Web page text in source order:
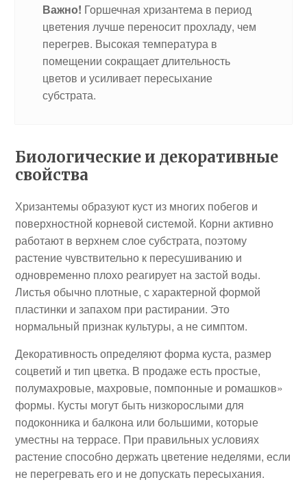
Важно! Горшечная хризантема в период
цветения лучше переносит прохладу, чем
перегрев. Высокая температура в
помещении сокращает длительность
цветов и усиливает пересыхание
субстрата.
Биологические и декоративные
свойства
Хризантемы образуют куст из многих побегов и
поверхностной корневой системой. Корни активно
работают в верхнем слое субстрата, поэтому
растение чувствительно к пересушиванию и
одновременно плохо реагирует на застой воды.
Листья обычно плотные, с характерной формой
пластинки и запахом при растирании. Это
нормальный признак культуры, а не симптом.
Декоративность определяют форма куста, размер
соцветий и тип цветка. В продаже есть простые,
полумахровые, махровые, помпонные и ромашков»
формы. Кусты могут быть низкорослыми для
подоконника и балкона или большими, которые
уместны на террасе. При правильных условиях
растение способно держать цветение неделями, если
не перегревать его и не допускать пересыхания.